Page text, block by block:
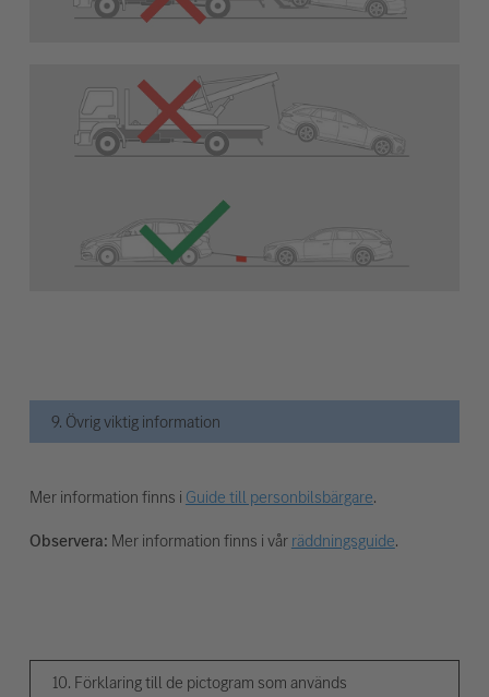
9. Övrig viktig information
Mer information finns i Guide till personbilsbärgare.
Observera: Mer information finns i vårräddningsguide.
10. Förklaring till de pictogram som används